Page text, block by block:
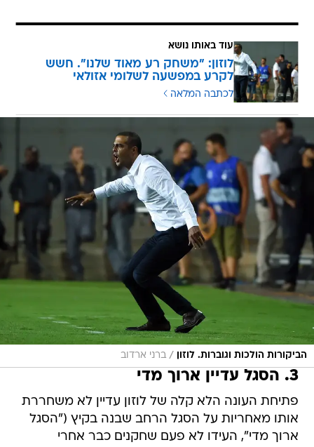
עוד באותו נושא
לוזון: "משחק רע מאוד שלנו". חשש
לקרע במפשעה לשלומי אזולאי
לכתבה המלאה
הביקורות הולכות וגוברות. לוזון / ברני ארדוב
3. הסגל עדיין ארוך מדי
פתיחת העונה הלא קלה של לוזון עדיין לא משחררת
אותו מאחריות על הסגל הרחב שבנה בקיץ ("הסגל
ארוך מדי", העידו לא פעם שחקנים כבר אחרי